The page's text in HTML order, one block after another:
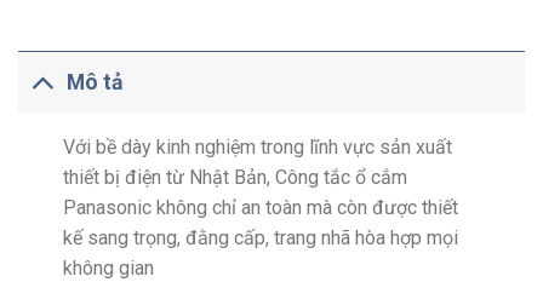
Mô tả
Với bề dày kinh nghiệm trong lĩnh vực sản xuất
thiết bị điện từ Nhật Bản, Công tắc ổ cắm
Panasonic không chỉ an toàn mà còn được thiết
kế sang trọng, đằng cấp, trang nhã hòa hợp mọi
không gian